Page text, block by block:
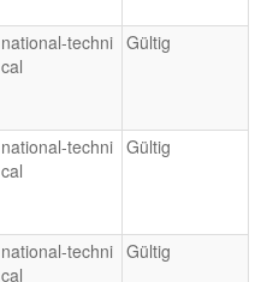
national-techni
cal
Gültig
national-techni
cal
Gültig
national-techni
cal
Gültig